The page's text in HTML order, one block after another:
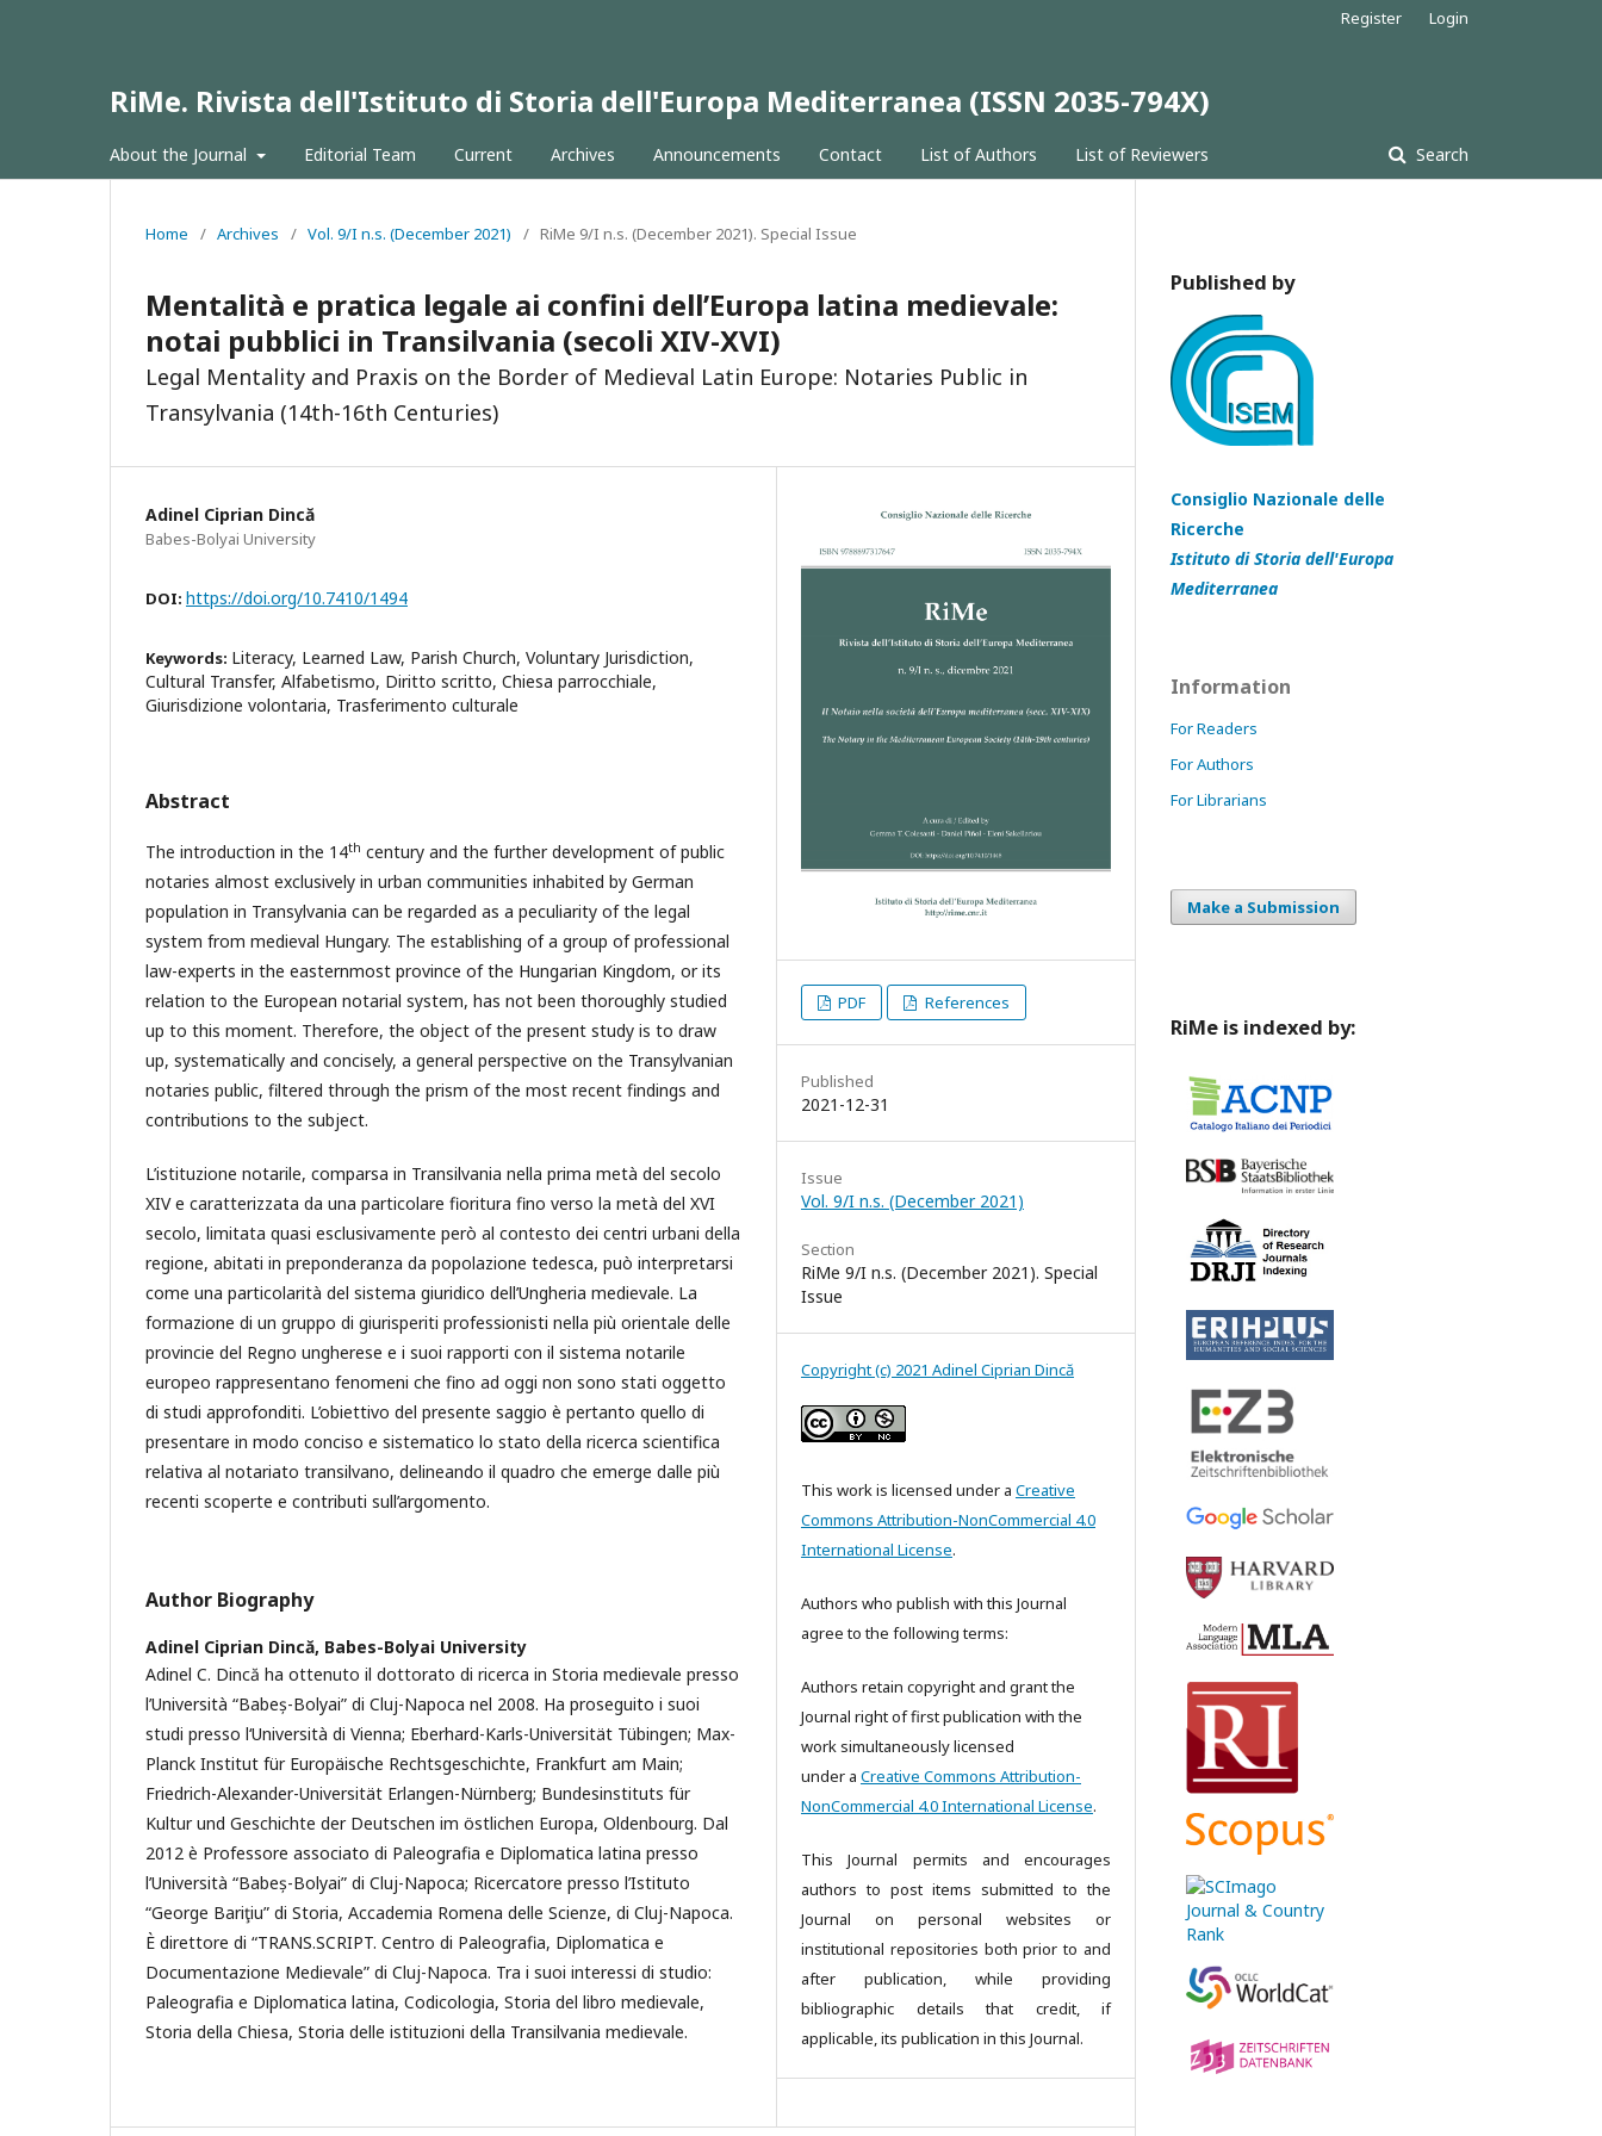
RiMe. Rivista dell'Istituto di Storia dell'Europa Mediterranea (ISSN 2035-794X)
About the Journal Editorial Team Current Archives Announcements Contact List of Authors List of Reviewers Search
Register Login
Home / Archives / Vol. 9/I n.s. (December 2021) / RiMe 9/I n.s. (December 2021). Special Issue
Mentalità e pratica legale ai confini dell’Europa latina medievale:
notai pubblici in Transilvania (secoli XIV-XVI)
Legal Mentality and Praxis on the Border of Medieval Latin Europe: Notaries Public in
Transylvania (14th-16th Centuries)
Adinel Ciprian Dincă
Babes-Bolyai University
DOI: https://doi.org/10.7410/1494
Keywords: Literacy, Learned Law, Parish Church, Voluntary Jurisdiction,
Cultural Transfer, Alfabetismo, Diritto scritto, Chiesa parrocchiale,
Giurisdizione volontaria, Trasferimento culturale
Abstract
The introduction in the 14th century and the further development of public
notaries almost exclusively in urban communities inhabited by German
population in Transylvania can be regarded as a peculiarity of the legal
system from medieval Hungary. The establishing of a group of professional
law-experts in the easternmost province of the Hungarian Kingdom, or its
relation to the European notarial system, has not been thoroughly studied
up to this moment. Therefore, the object of the present study is to draw
up, systematically and concisely, a general perspective on the Transylvanian
notaries public, filtered through the prism of the most recent findings and
contributions to the subject.
L’istituzione notarile, comparsa in Transilvania nella prima metà del secolo
XIV e caratterizzata da una particolare fioritura fino verso la metà del XVI
secolo, limitata quasi esclusivamente però al contesto dei centri urbani della
regione, abitati in preponderanza da popolazione tedesca, può interpretarsi
come una particolarità del sistema giuridico dell’Ungheria medievale. La
formazione di un gruppo di giurisperiti professionisti nella più orientale delle
provincie del Regno ungherese e i suoi rapporti con il sistema notarile
europeo rappresentano fenomeni che fino ad oggi non sono stati oggetto
di studi approfonditi. L’obiettivo del presente saggio è pertanto quello di
presentare in modo conciso e sistematico lo stato della ricerca scientifica
relativa al notariato transilvano, delineando il quadro che emerge dalle più
recenti scoperte e contributi sull’argomento.
Author Biography
Adinel Ciprian Dincă, Babes-Bolyai University
Adinel C. Dincă ha ottenuto il dottorato di ricerca in Storia medievale presso
l’Università “Babeș-Bolyai” di Cluj-Napoca nel 2008. Ha proseguito i suoi
studi presso l‘Università di Vienna; Eberhard-Karls-Universität Tübingen; Max-
Planck Institut für Europäische Rechtsgeschichte, Frankfurt am Main;
Friedrich-Alexander-Universität Erlangen-Nürnberg; Bundesinstituts für
Kultur und Geschichte der Deutschen im östlichen Europa, Oldenbourg. Dal
2012 è Professore associato di Paleografia e Diplomatica latina presso
l’Università “Babeș-Bolyai” di Cluj-Napoca; Ricercatore presso l’Istituto
“George Bariţiu” di Storia, Accademia Romena delle Scienze, di Cluj-Napoca.
È direttore di “TRANS.SCRIPT. Centro di Paleografia, Diplomatica e
Documentazione Medievale” di Cluj-Napoca. Tra i suoi interessi di studio:
Paleografia e Diplomatica latina, Codicologia, Storia del libro medievale,
Storia della Chiesa, Storia delle istituzioni della Transilvania medievale.
PDF References
Published
2021-12-31
Issue
Vol. 9/I n.s. (December 2021)
Section
RiMe 9/I n.s. (December 2021). Special
Issue
Copyright (c) 2021 Adinel Ciprian Dincă
This work is licensed under a Creative
Commons Attribution-NonCommercial 4.0
International License.
Authors who publish with this Journal
agree to the following terms:
Authors retain copyright and grant the
Journal right of first publication with the
work simultaneously licensed
under a Creative Commons Attribution-
NonCommercial 4.0 International License.
This Journal permits and encourages
authors to post items submitted to the
Journal on personal websites or
institutional repositories both prior to and
after publication, while providing
bibliographic details that credit, if
applicable, its publication in this Journal.
Published by
Consiglio Nazionale delle
Ricerche
Istituto di Storia dell'Europa
Mediterranea
Information
For Readers
For Authors
For Librarians
Make a Submission
RiMe is indexed by: